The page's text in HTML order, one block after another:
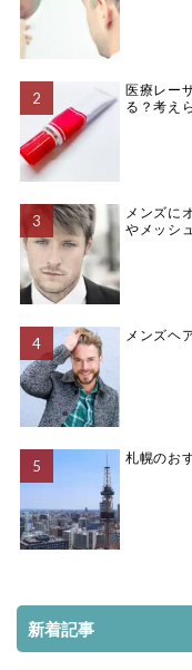
医療レー
る？考え
メンズに
やメッシ
メンズヘ
札幌のお
新着記事